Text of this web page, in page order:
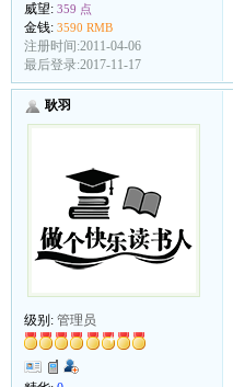
威望: 359 点
金钱: 3590 RMB
注册时间:2011-04-06
最后登录:2017-11-17
耿羽
级别: 管理员